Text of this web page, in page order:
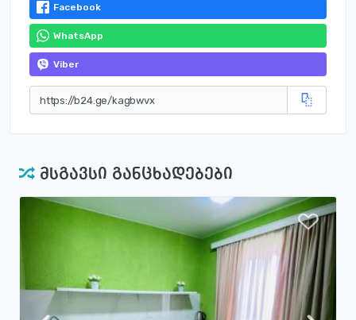
Facebook
WhatsApp
Viber
მსგავსი განცხადებები